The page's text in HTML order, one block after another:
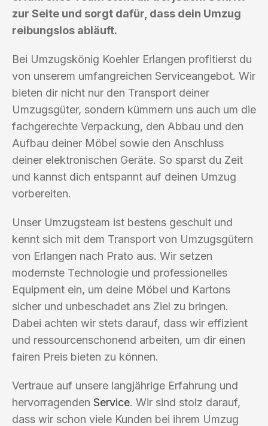
zur Seite und sorgt dafür, dass dein Umzug
reibungslos abläuft.
Bei Umzugskönig Koehler Erlangen profitierst du
von unserem umfangreichen Serviceangebot. Wir
bieten dir nicht nur den Transport deiner
Umzugsgüter, sondern kümmern uns auch um die
fachgerechte Verpackung, den Abbau und den
Aufbau deiner Möbel sowie den Anschluss
deiner elektronischen Geräte. So sparst du Zeit
und kannst dich entspannt auf deinen Umzug
vorbereiten.
Unser Umzugsteam ist bestens geschult und
kennt sich mit dem Transport von Umzugsgütern
von Erlangen nach Prato aus. Wir setzen
modernste Technologie und professionelles
Equipment ein, um deine Möbel und Kartons
sicher und unbeschadet ans Ziel zu bringen.
Dabei achten wir stets darauf, dass wir effizient
und ressourcenschonend arbeiten, um dir einen
fairen Preis bieten zu können.
Vertraue auf unsere langjährige Erfahrung und
hervorragenden Service. Wir sind stolz darauf,
dass wir schon viele Kunden bei ihrem Umzug